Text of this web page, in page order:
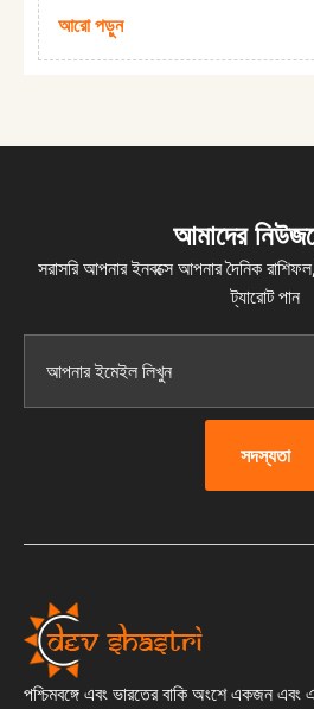
আরো পড়ুন
আমাদের
সরাসরি আপনার ইনবক্সে আপনার দৈনিক
ট্যারোট পান
সদস্যতা
পশ্চিমবঙ্গে এবং ভারতের বাকি অংশে একজন এবং